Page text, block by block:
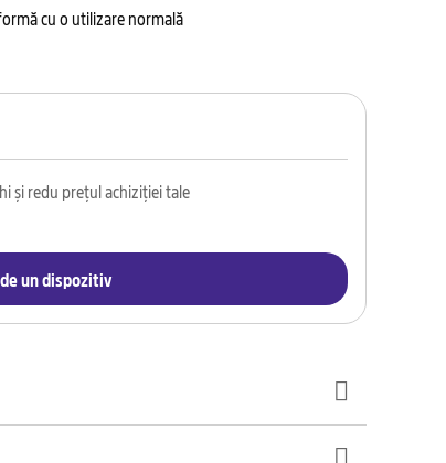
cu o utilizare normală
și redu prețul achiziției tale
un dispozitiv